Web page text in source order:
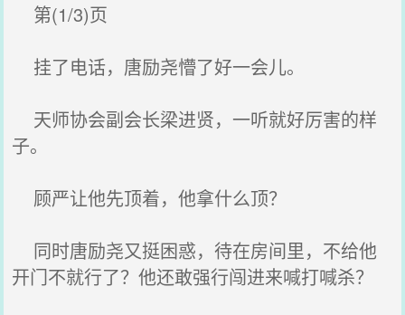
第(1/3)页
挂了电话，唐励尧懵了好一会儿。
天师协会副会长梁进贤，一听就好厉害的样
子。
顾严让他先顶着，他拿什么顶？
同时唐励尧又挺困惑，待在房间里，不给他
开门不就行了？他还敢强行闯进来喊打喊杀？